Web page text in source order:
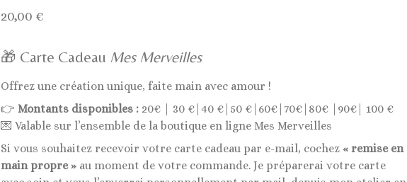
20,00 €
🎁 Carte Cadeau Mes Merveilles
Offrez une création unique, faite main avec amour !
👉 Montants disponibles : 20€ | 30 €|40 €|50 €|60€|70€|80€ |90€| 100 €
💌 Valable sur l’ensemble de la boutique en ligne Mes Merveilles
Si vous souhaitez recevoir votre carte cadeau par e-mail, cochez « remise en
main propre » au moment de votre commande. Je préparerai votre carte